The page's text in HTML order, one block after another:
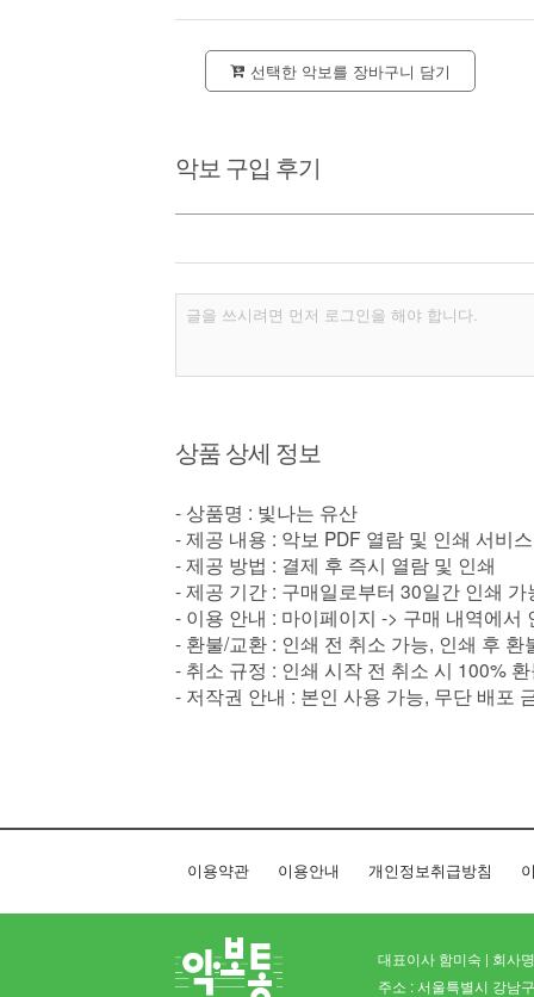
선택한 악보를 장바구니 담기
악보 구입 후기
상품 상세 정보
- 상품명 : 빛나는 유산
- 제공 내용 : 악보 PDF 열람 및 인쇄 서비스
- 제공 방법 : 결제 후 즉시 열람 및 인쇄
- 제공 기간 : 구매일로부터 30일간 인쇄
- 이용 안내 : 마이페이지 -> 구매 내역에서
- 환불/교환 : 인쇄 전 취소 가능, 인쇄 후 환
- 취소 규정 : 인쇄 시작 전 취소 시 100%
- 저작권 안내 : 본인 사용 가능, 무단 배포
이용약관 이용안내 개인정보취급방침
대표이사 함미숙 | 회사
주소 : 서울특별시 강남